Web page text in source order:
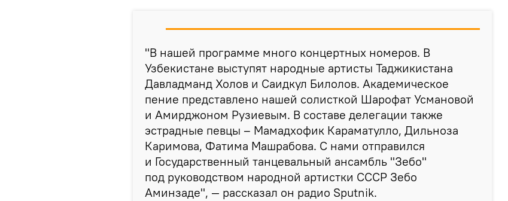
"В нашей программе много концертных номеров. В
Узбекистане выступят народные артисты Таджикистана
Давладманд Холов и Саидкул Билолов. Академическое
пение представлено нашей солисткой Шарофат Усмановой
и Амирджоном Рузиевым. В составе делегации также
эстрадные певцы – Мамадхофик Караматулло, Дильноза
Каримова, Фатима Машрабова. С нами отправился
и Государственный танцевальный ансамбль "Зебо"
под руководством народной артистки СССР Зебо
Аминзаде", — рассказал он радио Sputnik.